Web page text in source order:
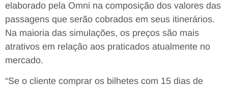
elaborado pela Omni na composição dos valores das
passagens que serão cobrados em seus itinerários.
Na maioria das simulações, os preços são mais
atrativos em relação aos praticados atualmente no
mercado.
“Se o cliente comprar os bilhetes com 15 dias de